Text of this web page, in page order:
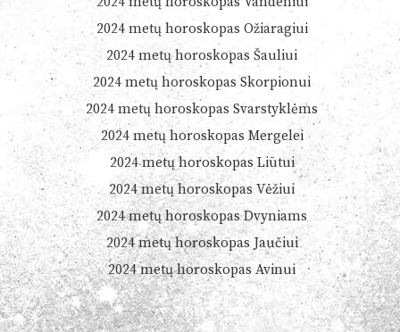
2024 metų horoskopas Ožiaragiui
2024 metų horoskopas Šauliui
2024 metų horoskopas Skorpionui
2024 metų horoskopas Svarstyklėms
2024 metų horoskopas Mergelei
2024 metų horoskopas Liūtui
2024 metų horoskopas Vėžiui
2024 metų horoskopas Dvyniams
2024 metų horoskopas Jaučiui
2024 metų horoskopas Avinui